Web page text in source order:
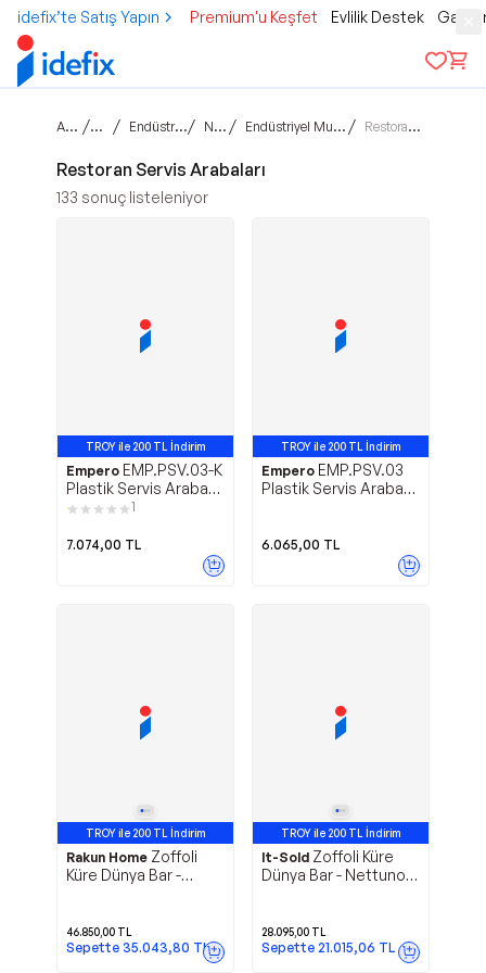
idefix’te Satış Yapın Premium'u Keşfet Evlilik Destek
Ana sayfa /Teknoloji
/ Endüstriyel Mutfak Grubu / Nötr Üniteler / Endüstriyel Mutfak Tabak Taşıma Arabaları / Restoran Servis Arabaları
Restoran Servis Arabaları
133 sonuç listeleniyor
TROY ile 200 TL İndirim
Empero EMP.PSV.03-K
Plastik Servis Arabası
- 3 Katlı - Etrafı Kapalı
1
7.074,00 TL
TROY ile 200 TL İndirim
Empero EMP.PSV.03
Plastik Servis Arabası
6.065,00 TL
TROY ile 200 TL İndirim
Rakun Home Zoffoli
Küre Dünya Bar -
46.850,00 TL
Sepette 35.043,80 TL
TROY ile 200 TL İndirim
It-Sold Zoffoli Küre
Dünya Bar - Nettuno /
28.095,00 TL
Sepette 21.015,06 TL